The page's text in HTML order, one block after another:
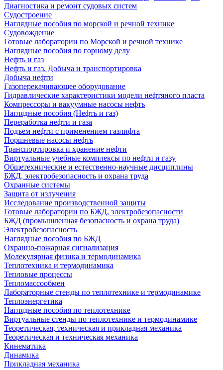
Диагностика и ремонт судовых систем
Судостроение
Наглядные пособия по морской и речной технике
Судовождение
Готовые лаборатории по Морской и речной технике
Наглядные пособия по горному делу
Нефть и газ
Нефть и газ. Добыча и транспортировка
Добыча нефти
Газоперекачивающее оборудование
Гидравлические характеристики модели нефтяного пласта
Компрессоры и вакуумные насосы нефть
Наглядные пособия (Нефть и газ)
Переработка нефти и газа
Подъем нефти с применением газлифта
Поршневые насосы нефть
Транспортировка и хранение нефти
Виртуальные учебные комплексы по нефти и газу
Общетехнические и естественно-научные дисциплины
БЖД, электробезопасность и охрана труда
Охранные системы
Защита от излучения
Исследование производственной защиты
Готовые лаборатории по БЖД, электробезопасности
БЖД (промышленная безопасность и охрана труда)
Электробезопасность
Наглядные пособия по БЖД
Охранно-пожарная сигнализация
Молекулярная физика и термодинамика
Теплотехника и термодинамика
Тепловые процессы
Тепломассообмен
Лабораторные стенды по теплотехнике и термодинамике
Теплоэнергетика
Наглядные пособия по теплотехнике
Виртуальные стенды по теплотехнике и термодинамике
Теоретическая, техническая и прикладная механика
Теоретическая и техническая механика
Кинематика
Динамика
Прикладная механика